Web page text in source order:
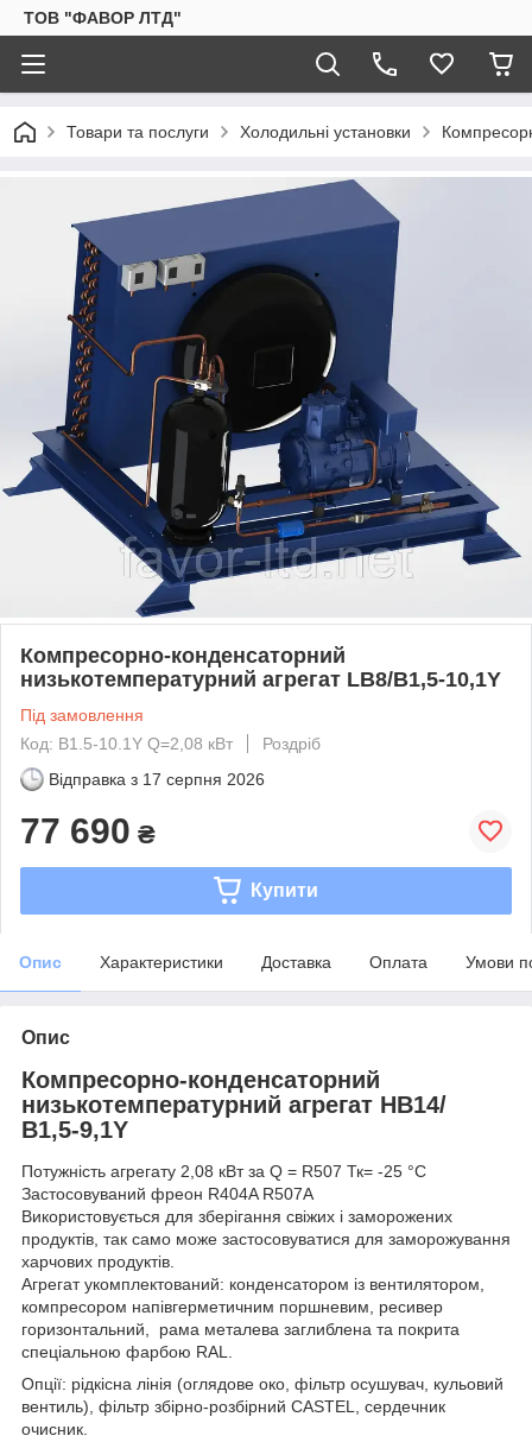
ТОВ "ФАВОР ЛТД"
Товари та послуги Холодильні установки
Компресорно-конденсаторний
низькотемпературний агрегат LВ8/B1,5-10,1Y
Під замовлення
Код: B1.5-10.1Y Q=2,08 кВт
Роздріб
Відправка з 17 серпня 2026
77 690 ₴
Купити
Опис Характеристики Доставка Оплата Умови
Опис
Компресорно-конденсаторний
низькотемпературний агрегат НВ14/
B1,5-9,1Y
Потужність агрегату 2,08 кВт за Q = R507 Тк= -25 °C
Застосовуваний фреон R404A R507A
Використовується для зберігання свіжих і заморожених
продуктів, так само може застосовуватися для заморожування
харчових продуктів.
Агрегат укомплектований: конденсатором із вентилятором,
компресором напівгерметичним поршневим, ресивер
горизонтальний, рама металева заглиблена та покрита
спеціальною фарбою RAL.
Опції: рідкісна лінія (оглядове око, фільтр осушувач, кульовий
вентиль), фільтр збірно-розбірний CASTEL, сердечник
очисник.